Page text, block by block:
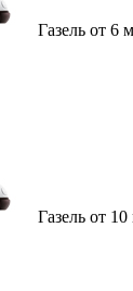
Газель от 6
Газель от